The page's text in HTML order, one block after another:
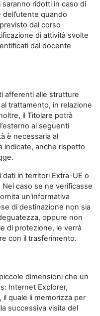
ridotti in caso di
quando
dal corso
di attività svolte
dal docente
afferenti alle strutture
trattamento, in relazione
il Titolare potrà
ai seguenti
è necessaria al
indicate, anche rispetto
in territori Extra-UE o
caso se ne verificasse
un'informativa
di destinazione non sia
oppure non
di protezione, le verrà
con il trasferimento.
dimensioni che un
Internet Explorer,
quale li memorizza per
successiva visita del